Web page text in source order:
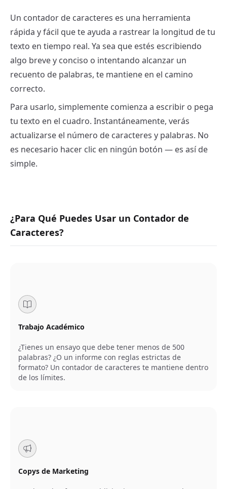
Un contador de caracteres es una herramienta
rápida y fácil que te ayuda a rastrear la longitud de tu
texto en tiempo real. Ya sea que estés escribiendo
algo breve y conciso o intentando alcanzar un
recuento de palabras, te mantiene en el camino
correcto.
Para usarlo, simplemente comienza a escribir o pega
tu texto en el cuadro. Instantáneamente, verás
actualizarse el número de caracteres y palabras. No
es necesario hacer clic en ningún botón — es así de
simple.
¿Para Qué Puedes Usar un Contador de
Caracteres?
Trabajo Académico
¿Tienes un ensayo que debe tener menos de 500
palabras? ¿O un informe con reglas estrictas de
formato? Un contador de caracteres te mantiene dentro
de los límites.
Copys de Marketing